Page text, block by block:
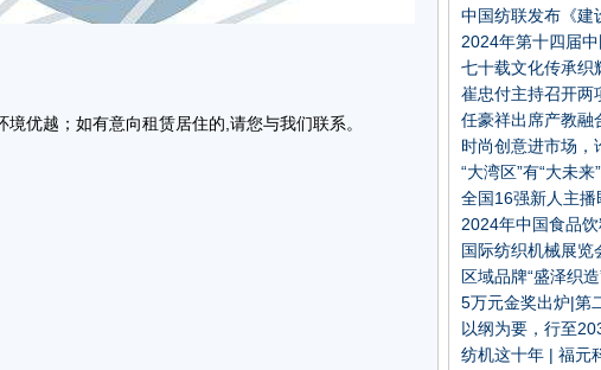
境优越；如有意向租赁居住的,请您与我们联系。
满成功
中国纺联发布《建
纲要》，推进七项
2024年第十四届
七十载文化传承织
章！中国纺织出版
崔忠付主持召开两
会
任豪祥出席产教融
高峰论坛
时尚创意进市场，
演
“大湾区”有“大未
全国16强新人主播
2023“天门杯”中
赛圆满举行
2024年中国食品
会
国际纺织机械展览
再获关注
区域品牌“盛泽织
5万元金奖出炉|第
装设计大赛圆满结
以纲为要，行至
的“阳光基因”
纺机这十年 | 福元